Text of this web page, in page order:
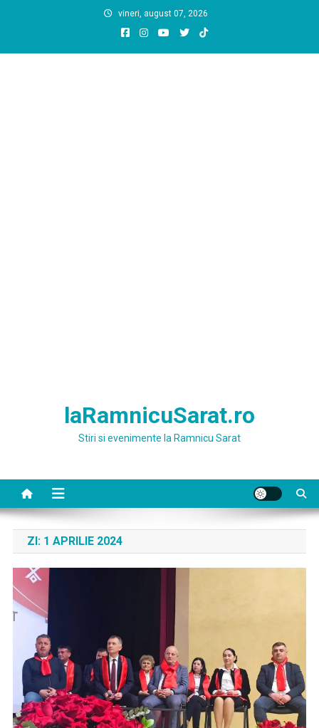
vineri, august 07, 2026
laRamnicuSarat.ro
Stiri si evenimente la Ramnicu Sarat
ZI: 1 APRILIE 2024